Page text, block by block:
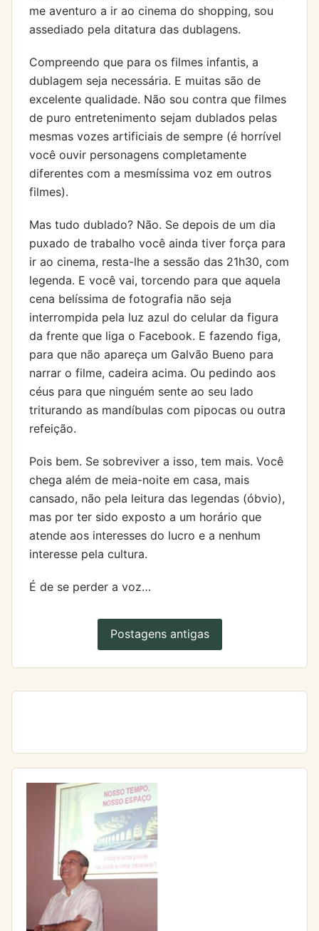
me aventuro a ir ao cinema do shopping, sou
assediado pela ditatura das dublagens.
Compreendo que para os filmes infantis, a
dublagem seja necessária. E muitas são de
excelente qualidade. Não sou contra que filmes
de puro entretenimento sejam dublados pelas
mesmas vozes artificiais de sempre (é horrível
você ouvir personagens completamente
diferentes com a mesmíssima voz em outros
filmes).
Mas tudo dublado? Não. Se depois de um dia
puxado de trabalho você ainda tiver força para
ir ao cinema, resta-lhe a sessão das 21h30, com
legenda. E você vai, torcendo para que aquela
cena belíssima de fotografia não seja
interrompida pela luz azul do celular da figura
da frente que liga o Facebook. E fazendo figa,
para que não apareça um Galvão Bueno para
narrar o filme, cadeira acima. Ou pedindo aos
céus para que ninguém sente ao seu lado
triturando as mandíbulas com pipocas ou outra
refeição.
Pois bem. Se sobreviver a isso, tem mais. Você
chega além de meia-noite em casa, mais
cansado, não pela leitura das legendas (óbvio),
mas por ter sido exposto a um horário que
atende aos interesses do lucro e a nenhum
interesse pela cultura.
É de se perder a voz…
Postagens antigas